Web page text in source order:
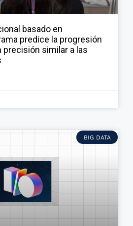
basado en
predice la progresión
precisión similar a las
BIG DATA